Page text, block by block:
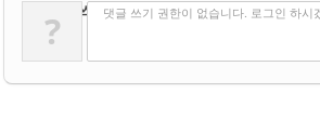
댓글 쓰기
? 댓글 쓰기 권한이 없습니다. 로그인 하시